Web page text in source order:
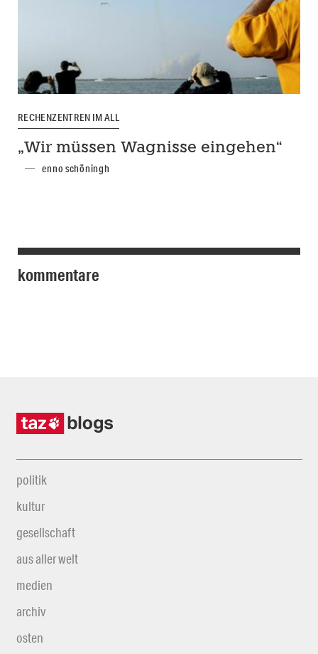
RECHENZENTREN IM ALL
„Wir müssen Wagnisse eingehen“
enno schöningh
kommentare
politik
kultur
gesellschaft
aus aller welt
medien
archiv
osten